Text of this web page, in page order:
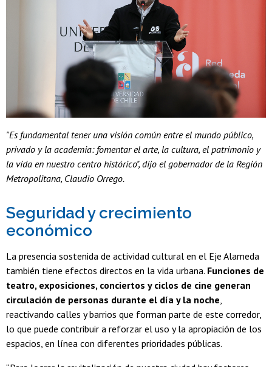
"Es fundamental tener una visión común entre el mundo público,
privado y la academia: fomentar el arte, la cultura, el patrimonio y
la vida en nuestro centro histórico", dijo el gobernador de la Región
Metropolitana, Claudio Orrego.
Seguridad y crecimiento
económico
La presencia sostenida de actividad cultural en el Eje Alameda
también tiene efectos directos en la vida urbana. Funciones de
teatro, exposiciones, conciertos y ciclos de cine generan
circulación de personas durante el día y la noche,
reactivando calles y barrios que forman parte de este corredor,
lo que puede contribuir a reforzar el uso y la apropiación de los
espacios, en línea con diferentes prioridades públicas.